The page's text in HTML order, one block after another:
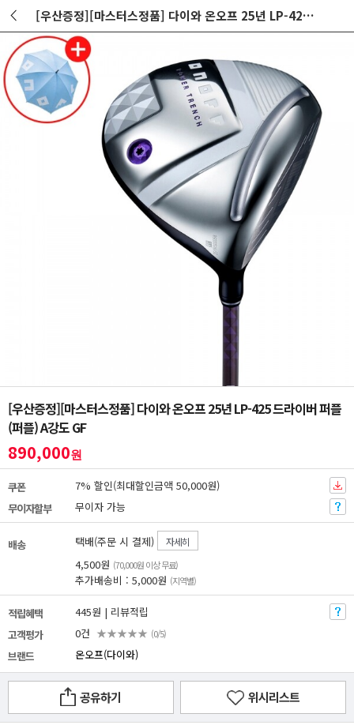
[우산증정][마스터스정품] 다이와 온오프 25년 LP-425 드라이버 퍼플(퍼플) A강도 GF
[우산증정][마스터스정품] 다이와 온오프 25년 LP-425 드라이버 퍼플
(퍼플) A강도 GF
890,000원
쿠폰
7% 할인(최대할인금액 50,000원)
무이자할부
무이자 가능
배송 택배(주문 시 결제) 자세히
4,500원 (70,000원 이상 무료)
추가배송비 : 5,000원 (지역별)
적립혜택
445원 | 리뷰적립
고객평가
0건 ★★★★★ (0/5)
브랜드 온오프(다이와)
공유하기 위시리스트